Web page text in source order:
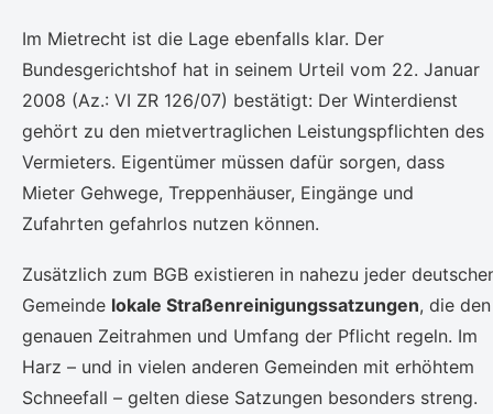
Im Mietrecht ist die Lage ebenfalls klar. Der
Bundesgerichtshof hat in seinem Urteil vom 22. Januar
2008 (Az.: VI ZR 126/07) bestätigt: Der Winterdienst
gehört zu den mietvertraglichen Leistungspflichten des
Vermieters. Eigentümer müssen dafür sorgen, dass
Mieter Gehwege, Treppenhäuser, Eingänge und
Zufahrten gefahrlos nutzen können.
Zusätzlich zum BGB existieren in nahezu jeder
Gemeinde lokale Straßenreinigungssatzungen, die den
genauen Zeitrahmen und Umfang der Pflicht regeln. Im
Harz – und in vielen anderen Gemeinden mit erhöhtem
Schneefall – gelten diese Satzungen besonders streng.